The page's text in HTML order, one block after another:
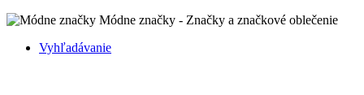
Módne značky - Značky a značkové oblečenie
Vyhľadávanie